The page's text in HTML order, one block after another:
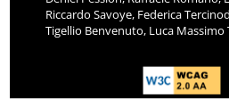
Riccardo Savoye, Federica
Tigellio Benvenuto, Luca Massimo